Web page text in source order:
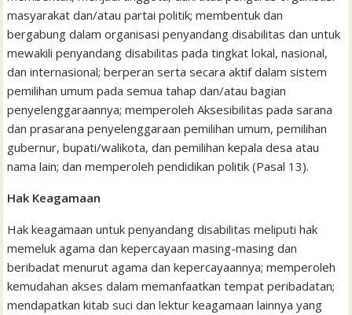
masyarakat dan/atau partai politik; membentuk dan
bergabung dalam organisasi penyandang disabilitas dan untuk
mewakili penyandang disabilitas pada tingkat lokal, nasional,
dan internasional; berperan serta secara aktif dalam sistem
pemilihan umum pada semua tahap dan/atau bagian
penyelenggaraannya; memperoleh Aksesibilitas pada sarana
dan prasarana penyelenggaraan pemilihan umum, pemilihan
gubernur, bupati/walikota, dan pemilihan kepala desa atau
nama lain; dan memperoleh pendidikan politik (Pasal 13).
Hak Keagamaan
Hak keagamaan untuk penyandang disabilitas meliputi hak
memeluk agama dan kepercayaan masing-masing dan
beribadat menurut agama dan kepercayaannya; memperoleh
kemudahan akses dalam memanfaatkan tempat peribadatan;
mendapatkan kitab suci dan lektur keagamaan lainnya yang